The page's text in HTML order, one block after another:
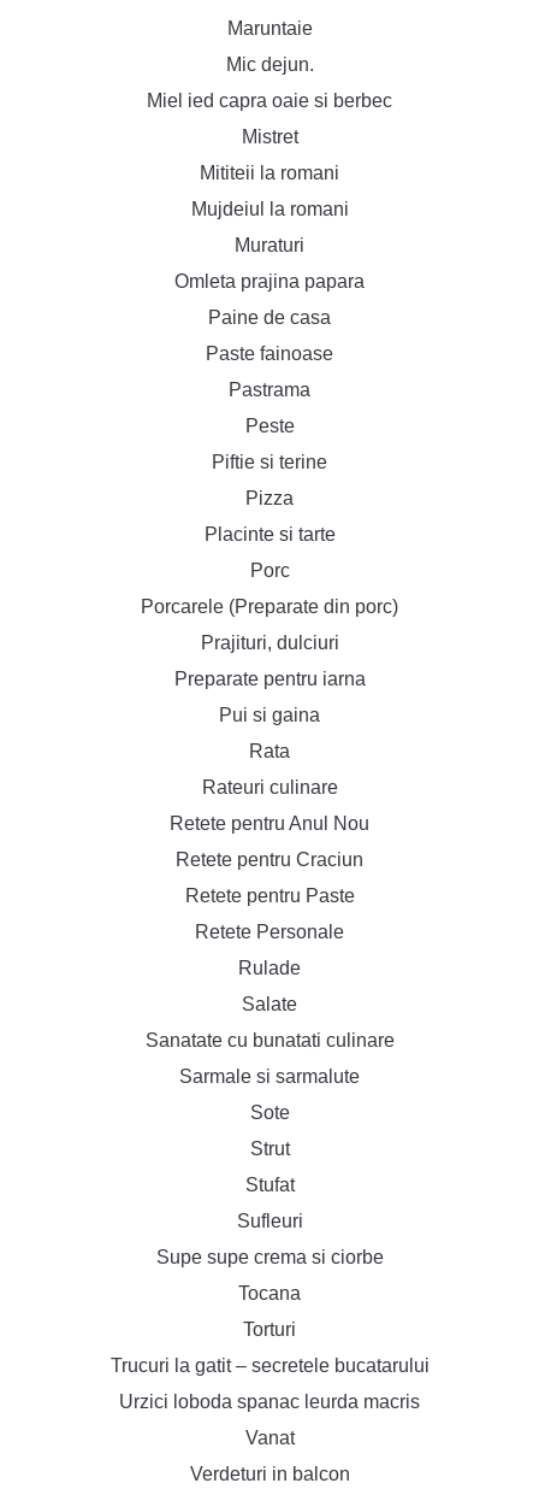
Maruntaie
Mic dejun.
Miel ied capra oaie si berbec
Mistret
Mititeii la romani
Mujdeiul la romani
Muraturi
Omleta prajina papara
Paine de casa
Paste fainoase
Pastrama
Peste
Piftie si terine
Pizza
Placinte si tarte
Porc
Porcarele (Preparate din porc)
Prajituri, dulciuri
Preparate pentru iarna
Pui si gaina
Rata
Rateuri culinare
Retete pentru Anul Nou
Retete pentru Craciun
Retete pentru Paste
Retete Personale
Rulade
Salate
Sanatate cu bunatati culinare
Sarmale si sarmalute
Sote
Strut
Stufat
Sufleuri
Supe supe crema si ciorbe
Tocana
Torturi
Trucuri la gatit – secretele bucatarului
Urzici loboda spanac leurda macris
Vanat
Verdeturi in balcon